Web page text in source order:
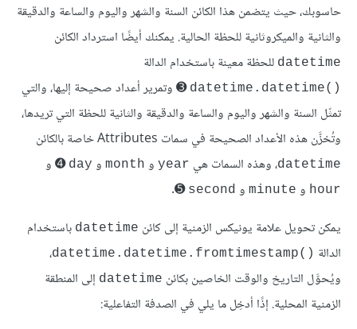
حاسوبك، حيث يتضمن هذا الكائن السنة والشهر واليوم والساعة والدقيقة
والثانية والميكروثانية للحظة الحالية. يمكنك أيضًا استرداد الكائن
datetime للحظة معينة باستخدام الدالة
datetime.datetime()‎ ➌ وتمرير أعداد صحيحة إليها، والتي
تمثّل السنة والشهر واليوم والساعة والدقيقة والثانية للحظة التي تريدها،
وتُخزَّن هذه الأعداد الصحيحة في سمات Attributes خاصة بالكائن
datetime، وهذه السمات هي year و month و day ➍ و
hour و minute و second
➎.
يمكن تحويل علامة يونيكس الزمنية إلى كائن datetime باستخدام
الدالة datetime.datetime.fromtimestamp()‎،
ويُحوَّل التاريخ والوقت الخاصين بكائن datetime إلى المنطقة
الزمنية المحلية. إذًا أدخِل ما يلي في الصدفة التفاعلية: